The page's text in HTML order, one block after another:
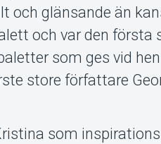
och glänsande än
och var den första
som ges vid
store författare
som